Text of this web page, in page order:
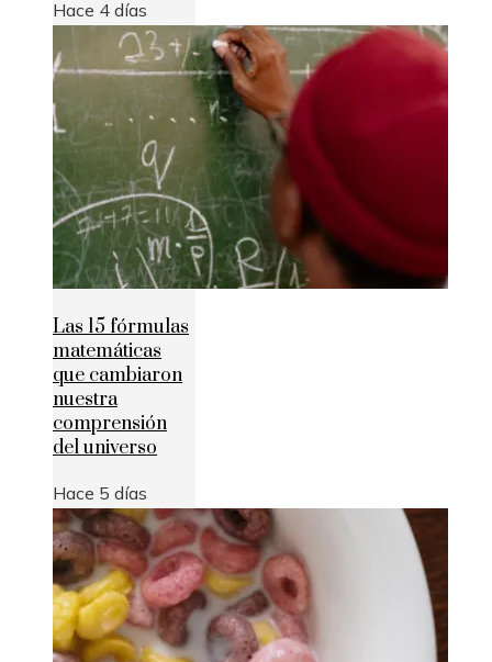
Hace 4 días
Las 15 fórmulas
matemáticas
que cambiaron
nuestra
comprensión
del universo
Hace 5 días